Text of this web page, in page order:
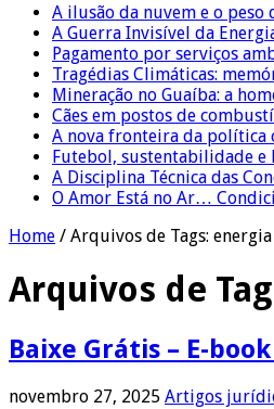
A ilusão da nuvem e o
A Guerra Invisível da
Pagamento por serviços
Tragédias Climáticas:
Mineração no Guaíba: a
Cães em postos de
A nova fronteira da política
Futebol, sustentabilidade e
A Disciplina Técnica das
O Amor Está no Ar…
Home / Arquivos de Tags:
Arquivos de
Baixe Grátis – E-
novembro 27, 2025 Artigos